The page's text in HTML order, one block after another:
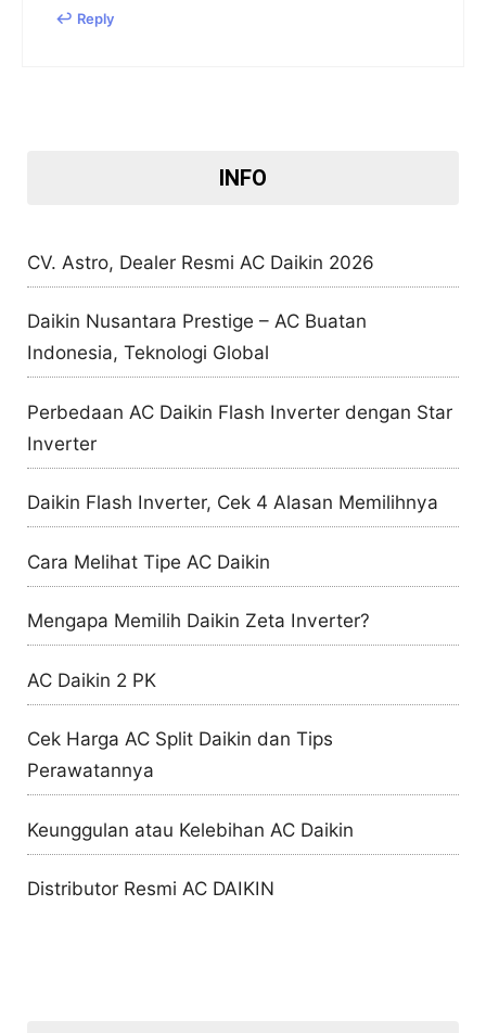
Reply
INFO
CV. Astro, Dealer Resmi AC Daikin 2026
Daikin Nusantara Prestige – AC Buatan
Indonesia, Teknologi Global
Perbedaan AC Daikin Flash Inverter dengan Star
Inverter
Daikin Flash Inverter, Cek 4 Alasan Memilihnya
Cara Melihat Tipe AC Daikin
Mengapa Memilih Daikin Zeta Inverter?
AC Daikin 2 PK
Cek Harga AC Split Daikin dan Tips
Perawatannya
Keunggulan atau Kelebihan AC Daikin
Distributor Resmi AC DAIKIN